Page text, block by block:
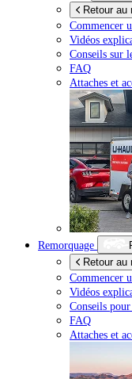
Retour au
Commencer
Vidéos
Conseils sur
FAQ
Attaches et
Remorquage
Retour au
Commencer
Vidéos
Conseils
FAQ
Attaches et